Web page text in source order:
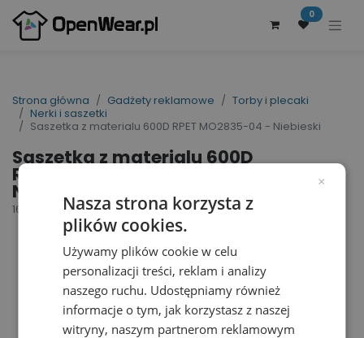
0
Strona główna Gadżety reklamowe
Torby i plecaki
Nerki i saszetki
Saszetka z materialu 600D RPET MO2835-04 - Niebieski
Saszetka z materialu 600D
RPET MO2835-04 -
Niebieski
160628
×
Nasza strona korzysta z
plików cookies.
Używamy plików cookie w celu
personalizacji treści, reklam i analizy
naszego ruchu. Udostępniamy również
informacje o tym, jak korzystasz z naszej
witryny, naszym partnerom reklamowym